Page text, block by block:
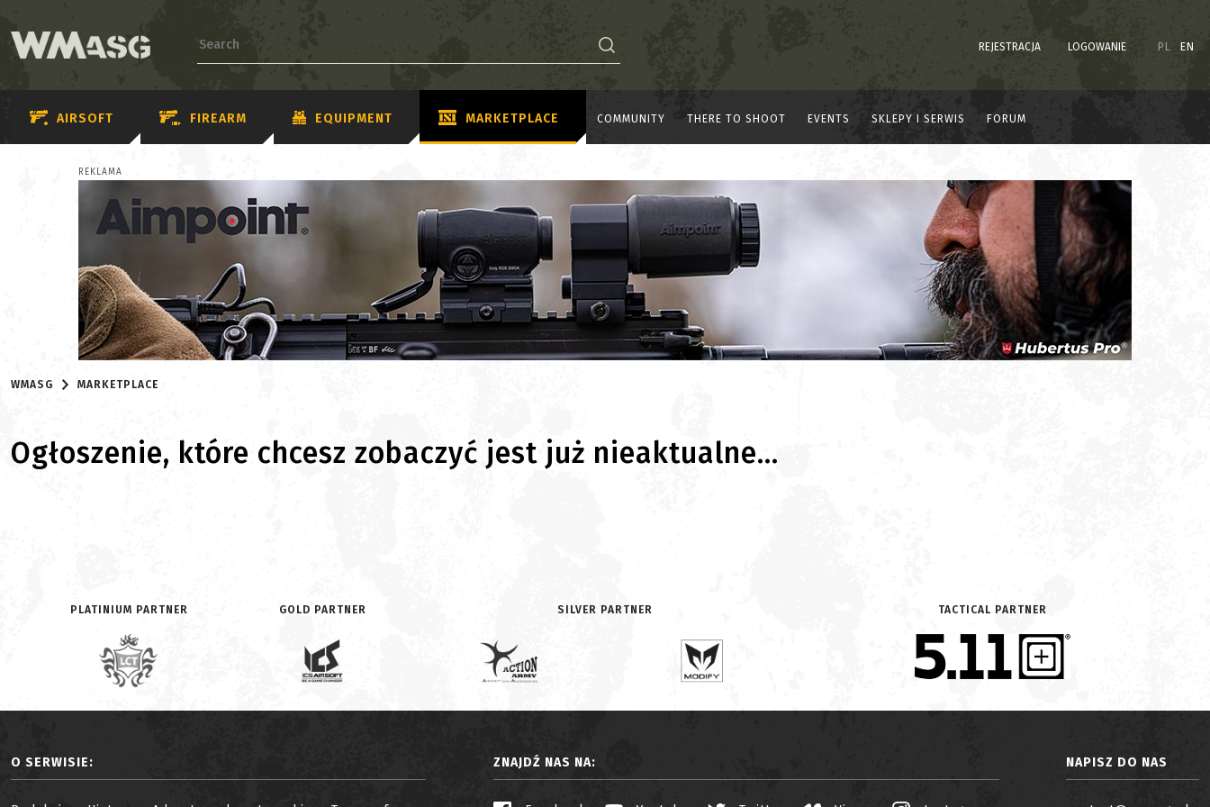
REJESTRACJA LOGOWANIE PL EN
AIRSOFT FIREARM EQUIPMENT MARKETPLACE COMMUNITY THERE TO SHOOT EVENTS SKLEPY I SERWIS FORUM
REKLAMA
WMASG MARKETPLACE
Ogłoszenie, które chcesz zobaczyć jest już nieaktualne...
PLATINIUM PARTNER GOLD PARTNER SILVER PARTNER TACTICAL PARTNER
O SERWISIE: ZNAJDŹ NAS NA: NAPISZ DO NAS